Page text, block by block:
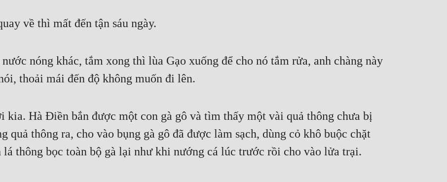
về thì mất đến tận sáu ngày.
nóng khác, tắm xong thì lùa Gạo xuống để cho nó tắm rửa, anh chàng này
thoải mái đến độ không muốn đi lên.
kia. Hà Điền bắn được một con gà gô và tìm thấy một vài quả thông chưa bị
quả thông ra, cho vào bụng gà gô đã được làm sạch, dùng cỏ khô buộc chặt
lá thông bọc toàn bộ gà lại như khi nướng cá lúc trước rồi cho vào lửa trại.